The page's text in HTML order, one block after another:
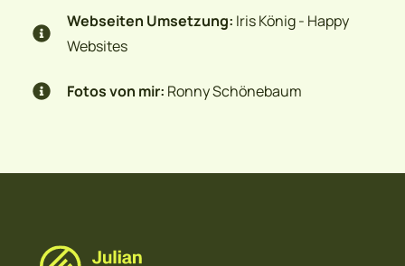
Webseiten Umsetzung: Iris König - Happy
Websites
Fotos von mir: Ronny Schönebaum